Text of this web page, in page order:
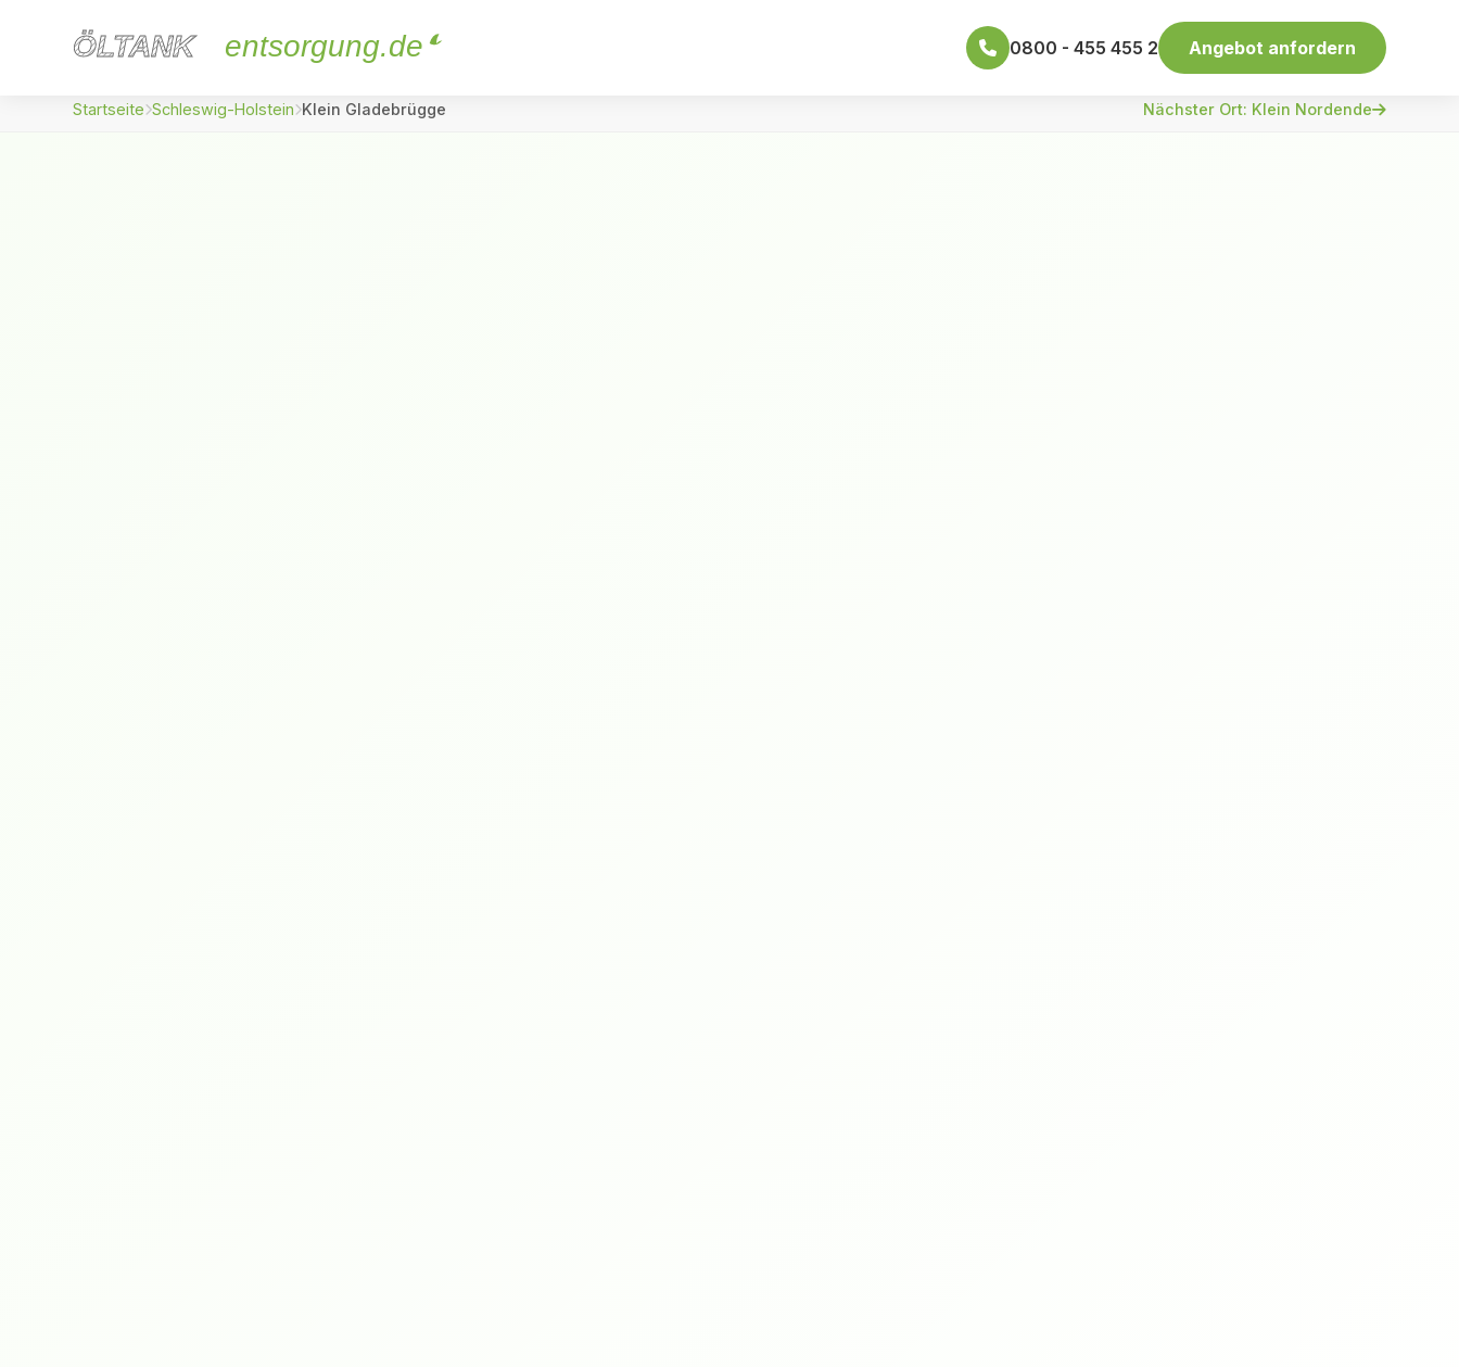
ÖLTANK
ÖLTANK entsorgung.de 0800 - 455 455 2 Angebot anfordern
Startseite Schleswig-Holstein Klein Gladebrügge Nächster Ort: Klein Nordende